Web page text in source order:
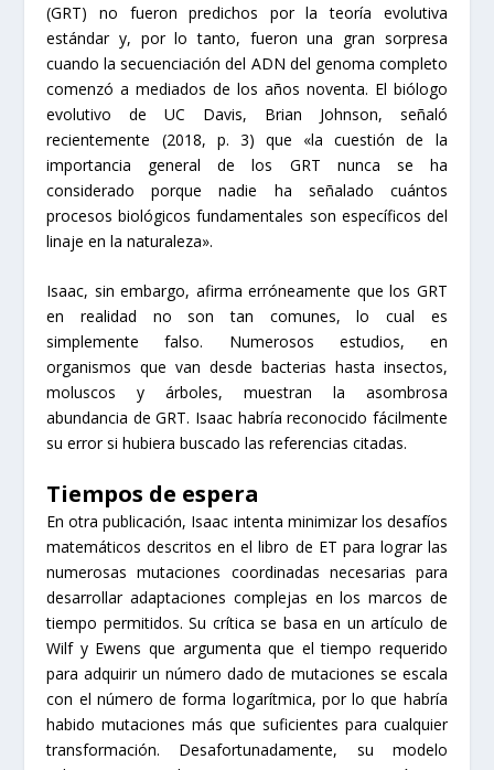
(GRT) no fueron predichos por la teoría evolutiva
estándar y, por lo tanto, fueron una gran sorpresa
cuando la secuenciación del ADN del genoma completo
comenzó a mediados de los años noventa. El biólogo
evolutivo de UC Davis, Brian Johnson, señaló
recientemente (2018, p. 3) que «la cuestión de la
importancia general de los GRT nunca se ha
considerado porque nadie ha señalado cuántos
procesos biológicos fundamentales son específicos del
linaje en la naturaleza».
Isaac, sin embargo, afirma erróneamente que los GRT
en realidad no son tan comunes, lo cual es
simplemente falso. Numerosos estudios, en
organismos que van desde bacterias hasta insectos,
moluscos y árboles, muestran la asombrosa
abundancia de GRT. Isaac habría reconocido fácilmente
su error si hubiera buscado las referencias citadas.
Tiempos de espera
En otra publicación, Isaac intenta minimizar los desafíos
matemáticos descritos en el libro de ET para lograr las
numerosas mutaciones coordinadas necesarias para
desarrollar adaptaciones complejas en los marcos de
tiempo permitidos. Su crítica se basa en un artículo de
Wilf y Ewens que argumenta que el tiempo requerido
para adquirir un número dado de mutaciones se escala
con el número de forma logarítmica, por lo que habría
habido mutaciones más que suficientes para cualquier
transformación. Desafortunadamente, su modelo